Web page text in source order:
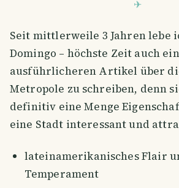
Seit mittlerweile 3 Jahren lebe
Domingo – höchste Zeit auch
ausführlicheren Artikel über
Metropole zu schreiben, denn
definitiv eine Menge
eine Stadt interessant und
lateinamerikanisches Flair
Temperament